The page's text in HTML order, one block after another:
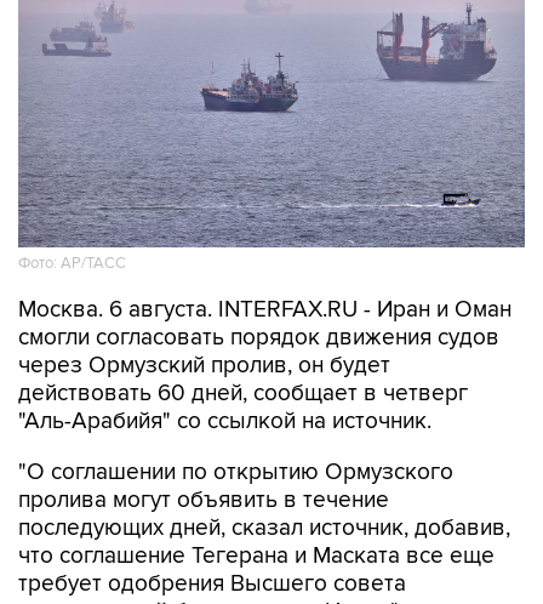
Фото: AP/ТАСС
Москва. 6 августа. INTERFAX.RU - Иран и Оман
через Ормузский пролив, он будет
действовать 60 дней, сообщает в четверг
"Аль-Арабийя" со ссылкой на источник.
"О соглашении по открытию Ормузского
последующих дней, сказал источник, добавив,
что соглашение Тегерана и Маската все еще
требует одобрения Высшего совета
национальной безопасности Ирана", -
информирует телеканал.